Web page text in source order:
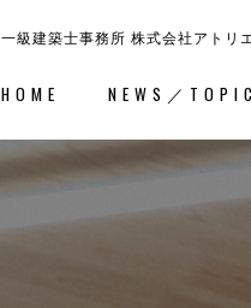
一級建築士事務所 株式会社アトリ
HOME NEWS／
ホ
－